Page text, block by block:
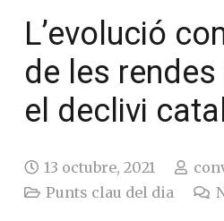
L’evolució
de les
el declivi
13 octubre, 2021
Punts clau del dia